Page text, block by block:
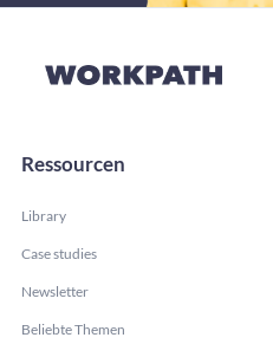
Ressourcen
Library
Case studies
Newsletter
Beliebte Themen